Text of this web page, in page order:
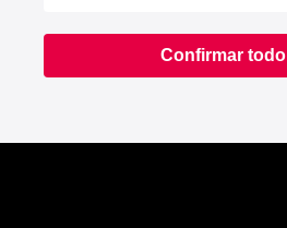
Confirmar todo